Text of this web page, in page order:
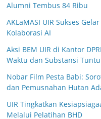
Alumni Tembus 84 Ribu
AKLaMASI UIR Sukses
Kolaborasi AI
Aksi BEM UIR di Kantor
Waktu dan Substansi
Nobar Film Pesta Babi:
dan Pemusnahan Hutan
UIR Tingkatkan
Melalui Pelatihan BHD